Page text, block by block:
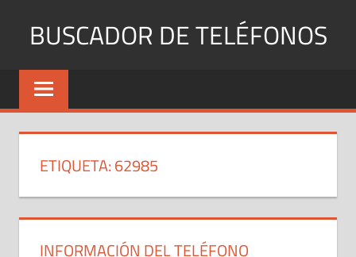
BUSCADOR DE TELÉFONOS
Identifica
Números
y
ETIQUETA:62985
INFORMACIÓN DEL TELÉFONO